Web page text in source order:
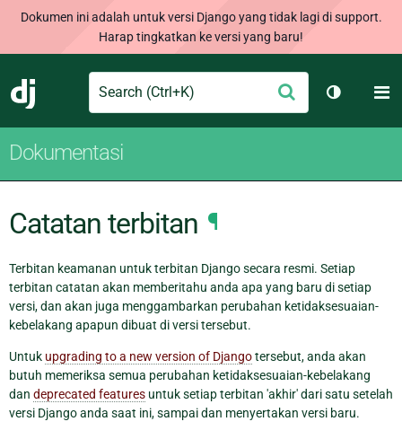
Dokumen ini adalah untuk versi Django yang tidak lagi di support.
Harap tingkatkan ke versi yang baru!
Django
Search Ajukan
Ganti
Dokumentasi
Catatan terbitan ¶
Terbitan keamanan untuk terbitan Django secara resmi. Setiap
terbitan catatan akan memberitahu anda apa yang baru di setiap
versi, dan akan juga menggambarkan perubahan ketidaksesuaian-
kebelakang apapun dibuat di versi tersebut.
Untuk upgrading to a new version of Djangotersebut, anda akan
butuh memeriksa semua perubahan ketidaksesuaian-kebelakang
dan deprecated features untuk setiap terbitan 'akhir' dari satu setelah
versi Django anda saat ini, sampai dan menyertakan versi baru.